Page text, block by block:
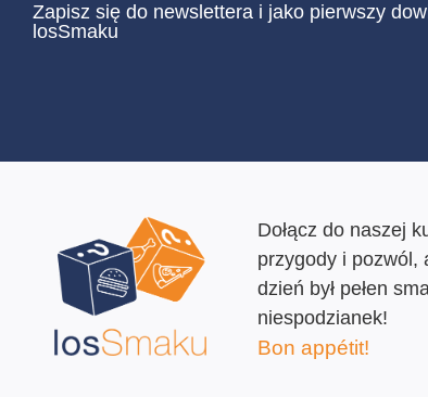
Zapisz się do newslettera i jako pierwszy
losSmaku
Dołącz do naszej
przygody i pozwól,
dzień był pełen
niespodzianek!
Bon appétit!